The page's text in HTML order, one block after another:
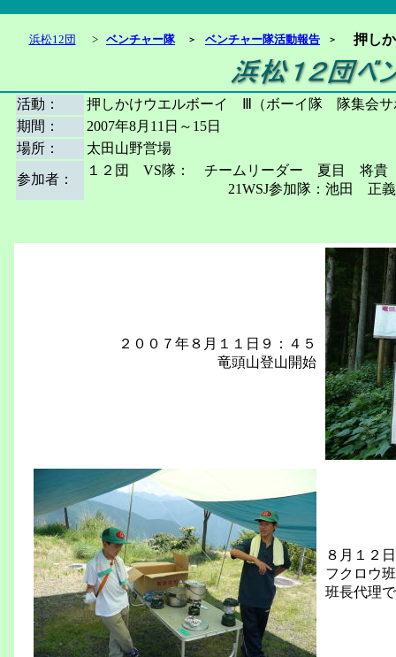
浜松12団 > ベンチャー隊 ＞ ベンチャー隊活動報告 ＞ 押し
活動：
押しかけウエルボーイ Ⅲ（ボーイ隊 隊集会サ
期間：
2007年8月11日～15日
場所：
太田山野営場
参加者：
１２団 VS隊： チームリーダー 夏目 将貴
21WSJ参加隊：池田 正義,片岡
２００７年８月１１日９：４５
竜頭山登山開始
８月１２日
フクロウ
班長代理